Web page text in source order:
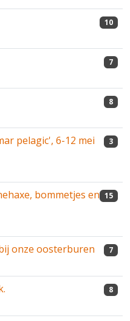
10
7
8
pelagic', 6-12 mei
3
bommetjes en 15
onze oosterburen 7
8